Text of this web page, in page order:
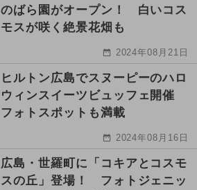
のばら園がオープン！ 白いコス
モスが咲く絶景花畑も
2024年08月21日
ヒルトン広島でスヌーピーのハロ
ウィンスイーツビュッフェ開催
フォトスポットも満載
2024年08月16日
広島・世羅町に「コキアとコスモ
スの丘」登場！ フォトジェニッ